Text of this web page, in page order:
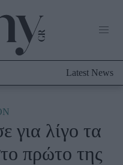
Latest News
για λίγο τα
πρώτο της